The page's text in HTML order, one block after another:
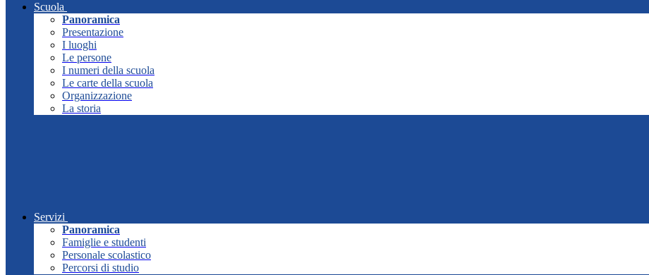
Scuola
Panoramica
Presentazione
I luoghi
Le persone
I numeri della scuola
Le carte della scuola
Organizzazione
La storia
Servizi
Panoramica
Famiglie e studenti
Personale scolastico
Percorsi di studio